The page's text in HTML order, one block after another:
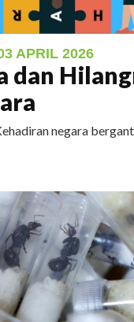
APRIL 2026
dan
negara